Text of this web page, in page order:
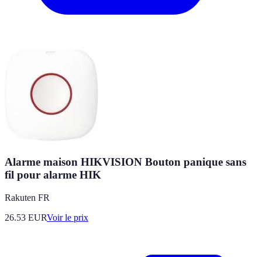
Alarme maison HIKVISION Bouton panique sans
fil pour alarme HIK
Rakuten FR
26.53 EURVoir le prix